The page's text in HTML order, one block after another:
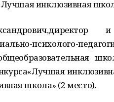
инклюзивная
психолого-
школа» (2 место).